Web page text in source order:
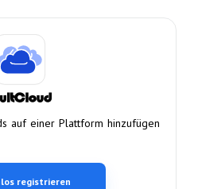
auf einer Plattform hinzufügen
registrieren